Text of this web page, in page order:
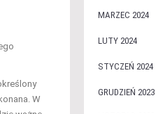
W
MARZEC 2024
LUTY 2024
STYCZEŃ 2024
GRUDZIEŃ 2023